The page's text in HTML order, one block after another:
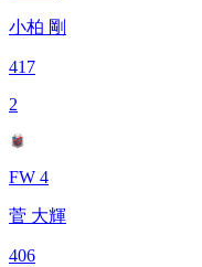
小柏 剛
417
2
FW 4
菅 大輝
406